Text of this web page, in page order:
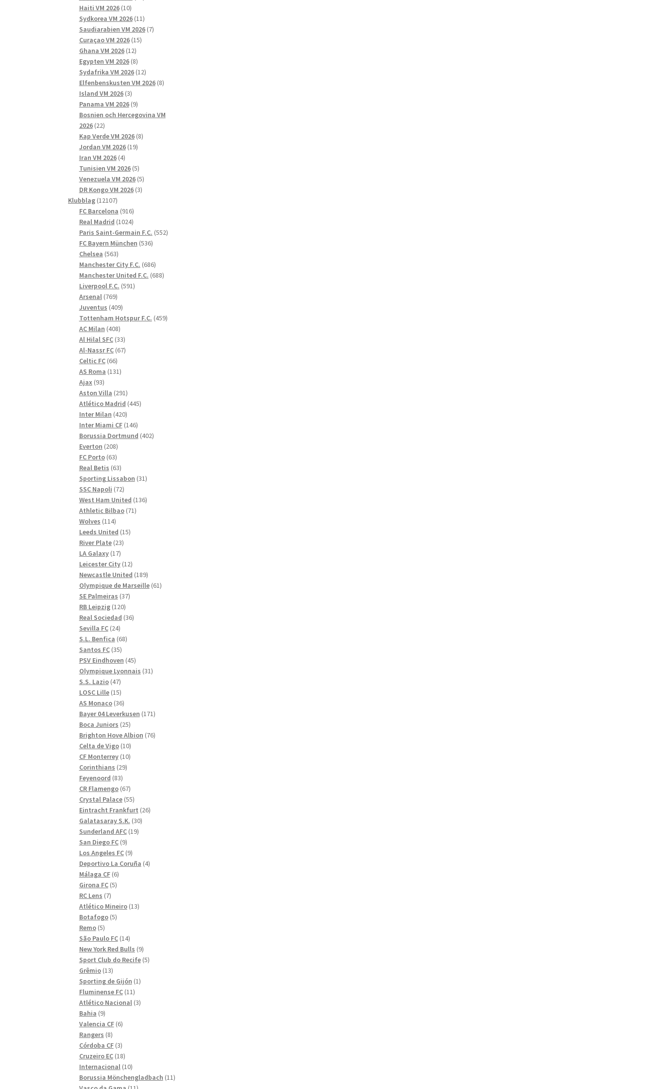
Haiti VM 2026 1010
produkter
Sydkorea VM 2026 1111
produkter
Saudiarabien VM 2026 77
Curaçao VM 2026 1515
Ghana VM 2026 1212
produkter
Egypten VM 2026 88
produkter
Sydafrika VM 2026 1212
produkter
Elfenbenskusten VM 2026 88
Island VM 2026 33
produkter
Panama VM 2026 99
produkter
Bosnien och Hercegovina VM
2026 2222
produkter
Kap Verde VM 2026 88
Jordan VM 2026 1919
Iran VM 2026 44
produkter
Tunisien VM 2026 55
produkter
Venezuela VM 2026 55
produkter
DR Kongo VM 2026 33
Klubblag 1210712107
produkter
FC Barcelona 916916
produkter
Real Madrid 10241024
produkter
Paris Saint-Germain F.C. 552552
FC Bayern München 536536
Chelsea 563563
produkter
Manchester City F.C. 686686
produkter
Manchester United F.C. 688688
Liverpool F.C. 591591
Arsenal 769769
produkter
Juventus 409409
produkter
Tottenham Hotspur F.C. 459459
AC Milan 408408
produkter
Al Hilal SFC 3333
produkter
Al-Nassr FC 6767
Celtic FC 6666
produkter
AS Roma 131131
Ajax 9393
produkter
Aston Villa 291291
produkter
Atlético Madrid 445445
Inter Milan 420420
produkter
Inter Miami CF 146146
produkter
Borussia Dortmund 402402
Everton 208208
produkter
FC Porto 6363
produkter
Real Betis 6363
produkter
Sporting Lissabon 3131
SSC Napoli 7272
produkter
West Ham United 136136
Athletic Bilbao 7171
Wolves 114114
produkter
Leeds United 1515
River Plate 2323
LA Galaxy 1717
produkter
Leicester City 1212
produkter
Newcastle United 189189
produkter
Olympique de Marseille 6161
SE Palmeiras 3737
RB Leipzig 120120
produkter
Real Sociedad 3636
Sevilla FC 2424
produkter
S.L. Benfica 6868
Santos FC 3535
produkter
PSV Eindhoven 4545
produkter
Olympique Lyonnais 3131
S.S. Lazio 4747
produkter
LOSC Lille 1515
produkter
AS Monaco 3636
produkter
Bayer 04 Leverkusen 171171
Boca Juniors 2525
produkter
Brighton Hove Albion 7676
Celta de Vigo 1010
produkter
CF Monterrey 1010
Corinthians 2929
Feyenoord 8383
produkter
CR Flamengo 6767
produkter
Crystal Palace 5555
produkter
Eintracht Frankfurt 2626
Galatasaray S.K. 3030
Sunderland AFC 1919
San Diego FC 99
produkter
Los Angeles FC 99
produkter
Deportivo La Coruña 44
Málaga CF 66
produkter
Girona FC 55
RC Lens 77
produkter
Atlético Mineiro 1313
Botafogo 55
Remo 55
produkter
São Paulo FC 1414
produkter
New York Red Bulls 99
produkter
Sport Club do Recife 55
Grêmio 1313
produkter
Sporting de Gijón 11
Fluminense FC 1111
produkter
Atlético Nacional 33
Bahia 99
produkter
Valencia CF 66
Rangers 88
produkter
Córdoba CF 33
produkter
Cruzeiro EC 1818
produkter
Internacional 1010
produkter
Borussia Mönchengladbach 1111